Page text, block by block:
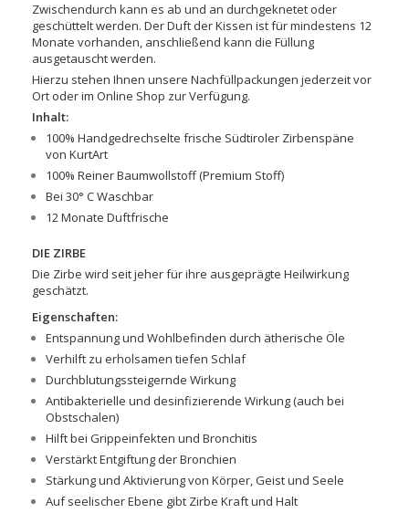
Zwischendurch kann es ab und an durchgeknetet oder
geschüttelt werden. Der Duft der Kissen ist für mindestens 12
Monate vorhanden, anschließend kann die Füllung
ausgetauscht werden.
Hierzu stehen Ihnen unsere Nachfüllpackungen jederzeit vor
Ort oder im Online Shop zur Verfügung.
Inhalt:
100% Handgedrechselte frische Südtiroler Zirbenspäne
von KurtArt
100% Reiner Baumwollstoff (Premium Stoff)
Bei 30° C Waschbar
12 Monate Duftfrische
DIE ZIRBE
Die Zirbe wird seit jeher für ihre ausgeprägte Heilwirkung
geschätzt.
Eigenschaften:
Entspannung und Wohlbefinden durch ätherische Öle
Verhilft zu erholsamen tiefen Schlaf
Durchblutungssteigernde Wirkung
Antibakterielle und desinfizierende Wirkung (auch bei
Obstschalen)
Hilft bei Grippeinfekten und Bronchitis
Verstärkt Entgiftung der Bronchien
Stärkung und Aktivierung von Körper, Geist und Seele
Auf seelischer Ebene gibt Zirbe Kraft und Halt